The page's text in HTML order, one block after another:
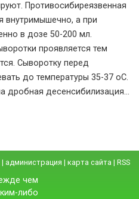
Противосибиреязвенная
внутримышечно, а при
в дозе 50-200 мл.
проявляется тем
Сыворотку перед
до температуры 35-37 оС.
дробная десенсибилизация…
| администрация | карта сайта | RSS
чем
либо